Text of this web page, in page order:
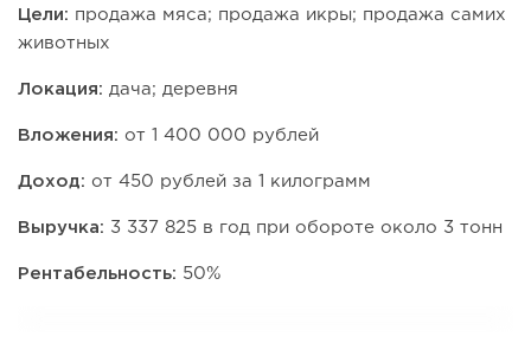
Цели: продажа мяса; продажа икры; продажа самих
животных
Локация: дача; деревня
Вложения: от 1 400 000 рублей
Доход: от 450 рублей за 1 килограмм
Выручка: 3 337 825 в год при обороте около 3 тонн
Рентабельность: 50%